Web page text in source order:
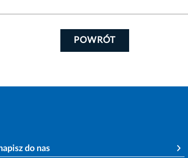
POWRÓT
do nas